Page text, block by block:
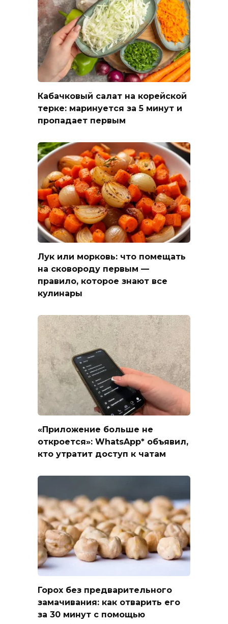
Кабачковый салат на корейской
терке: маринуется за 5 минут и
пропадает первым
Лук или морковь: что помещать
на сковороду первым —
правило, которое знают все
кулинары
«Приложение больше не
откроется»: WhatsApp* объявил,
кто утратит доступ к чатам
Горох без предварительного
замачивания: как отварить его
за 30 минут с помощью